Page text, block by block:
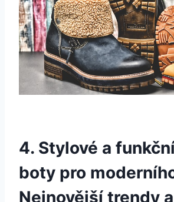
4. ⁣Stylové ⁤a
boty pro
Nejnovější trendy a